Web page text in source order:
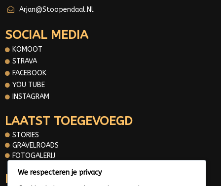
Arjan@stoopendaal.nl
SOCIAL MEDIA
KOMOOT
STRAVA
FACEBOOK
YOU TUBE
INSTAGRAM
LAATST TOEGEVOEGD
STORIES
GRAVELROADS
FOTOGALERIJ
INFORMATIE
We respecteren je privacy